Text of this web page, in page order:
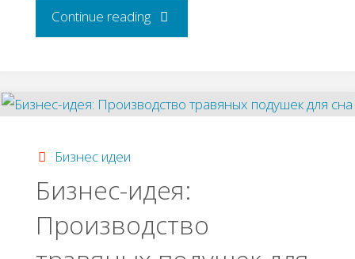
Continue reading"Бизнес-
Бизнес идеи
Бизнес-идея:
Производство